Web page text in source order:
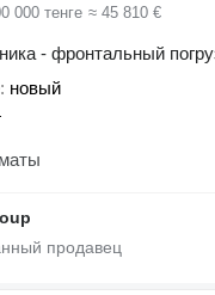
000 тенге ≈ 45 810 €
- фронтальный
новый